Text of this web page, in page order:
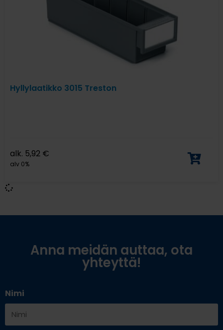
Hyllylaatikko 3015 Treston
alk. 5,92 €
alv 0%
Anna meidän auttaa, ota
yhteyttä!
Nimi